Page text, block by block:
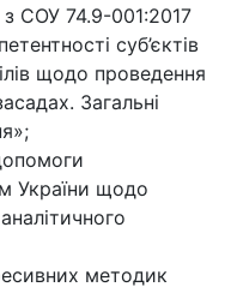
з СОУ 74.9-001:2017
суб’єктів
щодо проведення
Загальні
України щодо
методик